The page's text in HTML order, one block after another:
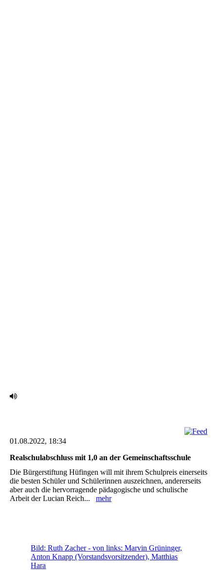
01.08.2022, 18:34
Realschulabschluss mit 1,0 an der Gemeinschaftsschule
Die Bürgerstiftung Hüfingen will mit ihrem Schulpreis einerseits
die besten Schüler und Schülerinnen auszeichnen, andererseits
aber auch die hervorragende pädagogische und schulische
Arbeit der Lucian Reich... mehr
Bild: Ruth Zacher - von links: Marvin Grüninger,
Anton Knapp (Vorstandsvorsitzender), Matthias
Hara